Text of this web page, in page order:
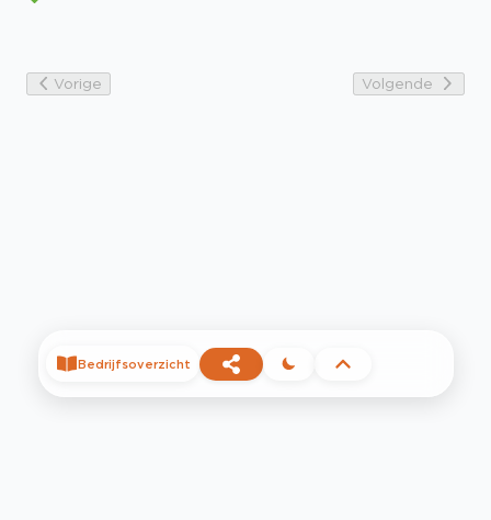
Vorige Volgende
Bedrijfsoverzicht